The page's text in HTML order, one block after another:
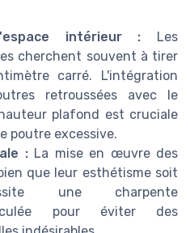
intérieur : Les
cherchent souvent à tirer
carré. L'intégration
retroussées avec le
plafond est cruciale
poutre excessive.
:La mise en œuvre des
que leur esthétisme soit
une charpente
pour éviter des